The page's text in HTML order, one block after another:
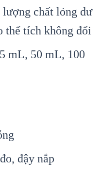
lượng chất lỏng dư
thể tích không đổi
mL, 50 mL, 100
đậy nắp